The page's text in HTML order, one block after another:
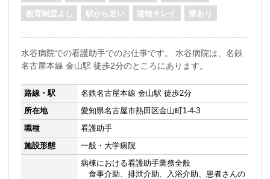
教育制度よし 駅から近い 建物キレイ 寮あり
水谷病院での看護助手でのお仕事です。 水谷病院は、名鉄
名古屋本線 金山駅 徒歩2分のところにあります。
路線・駅
名鉄名古屋本線 金山駅 徒歩2分
所在地
愛知県名古屋市熱田区金山町1-4-3
職種
看護助手
施設形態
一般・大学病院
病棟における看護助手業務全般
食事介助、排泄介助、入浴介助、患者さんの